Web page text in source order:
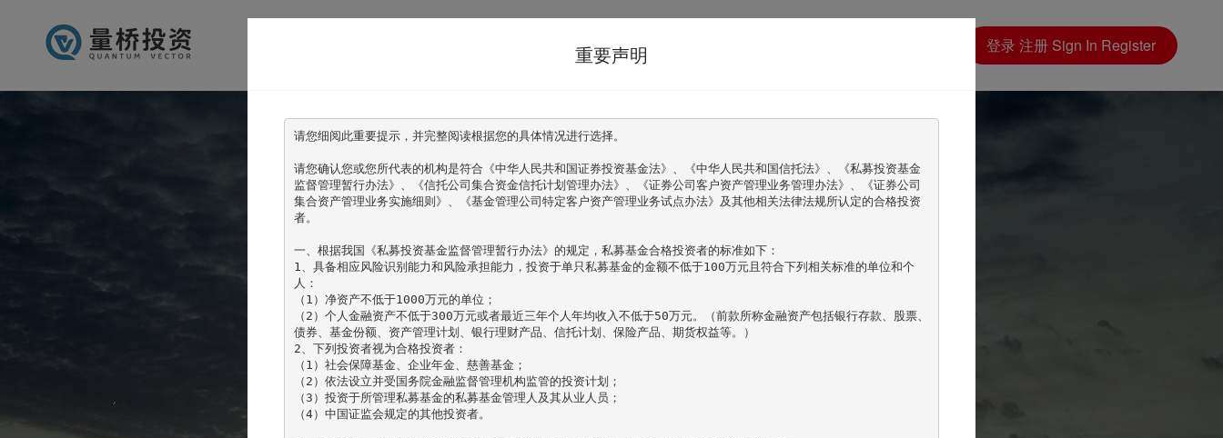
登录 注册 Sign In Register
重要声明
请您细阅此重要提示，并完整阅读根据您的具体情况进行选择。
请您确认您或您所代表的机构是符合《中华人民共和国证券投资基金法》、《中华人民共和国信托法》、《私募投资基金
监督管理暂行办法》、《信托公司集合资金信托计划管理办法》、《证券公司客户资产管理业务管理办法》、《证券公司
集合资产管理业务实施细则》、《基金管理公司特定客户资产管理业务试点办法》及其他相关法律法规所认定的合格投资
者。
一、根据我国《私募投资基金监督管理暂行办法》的规定，私募基金合格投资者的标准如下：
1、具备相应风险识别能力和风险承担能力，投资于单只私募基金的金额不低于100万元且符合下列相关标准的单位和个
人：
（1）净资产不低于1000万元的单位；
（2）个人金融资产不低于300万元或者最近三年个人年均收入不低于50万元。（前款所称金融资产包括银行存款、股票、
债券、基金份额、资产管理计划、银行理财产品、信托计划、保险产品、期货权益等。）
2、下列投资者视为合格投资者：
（1）社会保障基金、企业年金、慈善基金；
（2）依法设立并受国务院金融监督管理机构监管的投资计划；
（3）投资于所管理私募基金的私募基金管理人及其从业人员；
（4）中国证监会规定的其他投资者。